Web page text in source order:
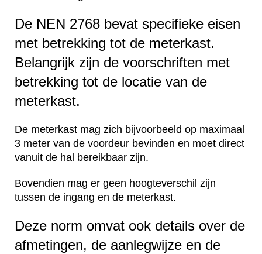
De NEN 2768 bevat specifieke eisen
met betrekking tot de meterkast.
Belangrijk zijn de voorschriften met
betrekking tot de locatie van de
meterkast.
De meterkast mag zich bijvoorbeeld op maximaal
3 meter van de voordeur bevinden en moet direct
vanuit de hal bereikbaar zijn.
Bovendien mag er geen hoogteverschil zijn
tussen de ingang en de meterkast.
Deze norm omvat ook details over de
afmetingen, de aanlegwijze en de